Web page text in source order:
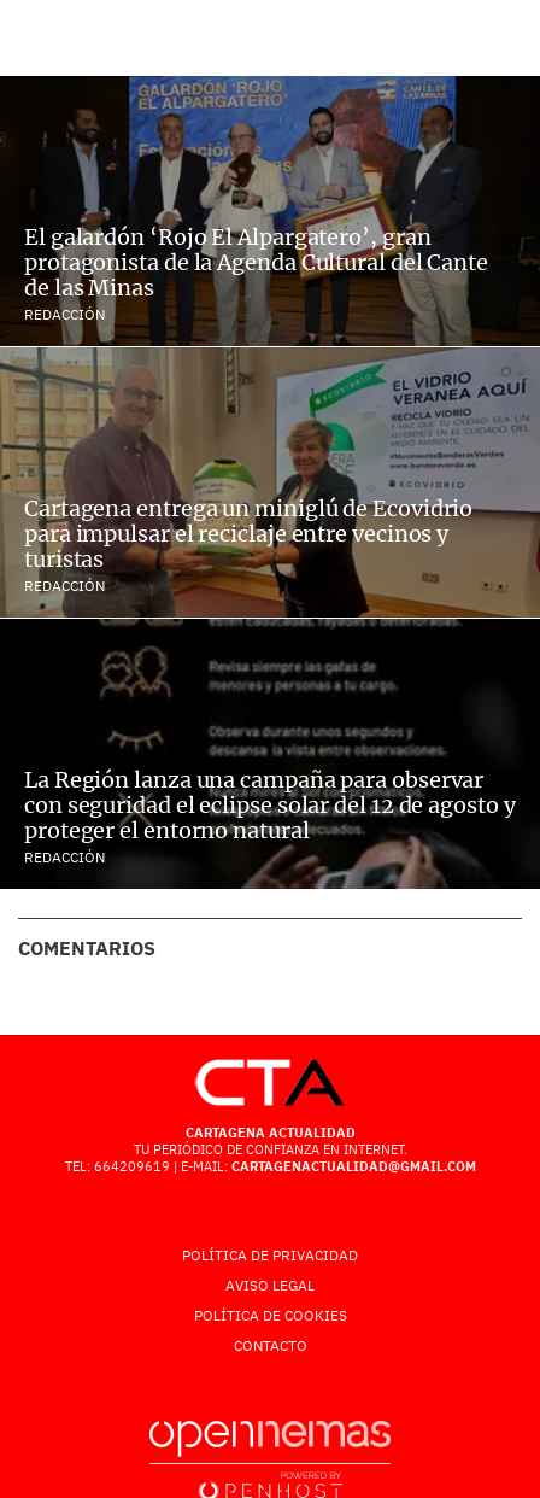
El galardón ‘Rojo El Alpargatero’, gran
protagonista de la Agenda Cultural del Cante
de las Minas
REDACCIÓN
Cartagena entrega un miniglú de Ecovidrio
para impulsar el reciclaje entre vecinos y
turistas
REDACCIÓN
La Región lanza una campaña para observar
con seguridad el eclipse solar del 12 de agosto y
proteger el entorno natural
REDACCIÓN
COMENTARIOS
CARTAGENA ACTUALIDAD
TU PERIÓDICO DE CONFIANZA EN INTERNET.
TEL: 664209619 | E-MAIL: CARTAGENACTUALIDAD@GMAIL.COM
POLÍTICA DE PRIVACIDAD
AVISO LEGAL
POLÍTICA DE COOKIES
CONTACTO